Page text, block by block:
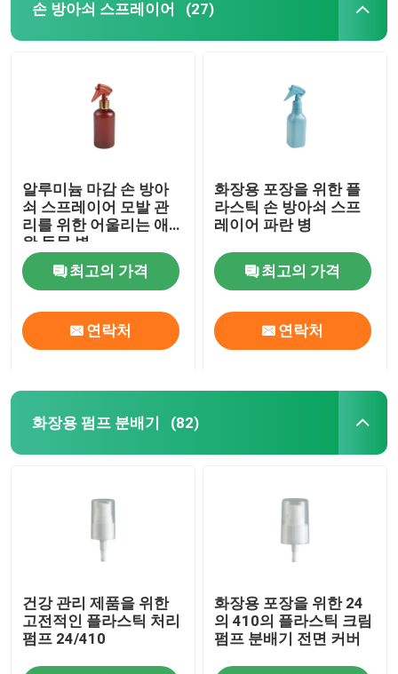
손 방아쇠 스프레이어 (27)
알루미늄 마감 손 방아
쇠 스프레이어 모발 관
리를 위한 어울리는 애
완 동물 병
최고의 가격
연락처
화장용 포장을 위한 플
라스틱 손 방아쇠 스프
레이어 파란 병
최고의 가격
연락처
화장용 펌프 분배기 (82)
건강 관리 제품을 위한
고전적인 플라스틱 처리
펌프 24/410
화장용 포장을 위한 24
의 410의 플라스틱 크림
펌프 분배기 전면 커버